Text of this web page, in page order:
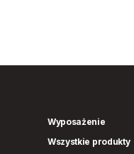
Wyposażenie
Wszystkie produkty